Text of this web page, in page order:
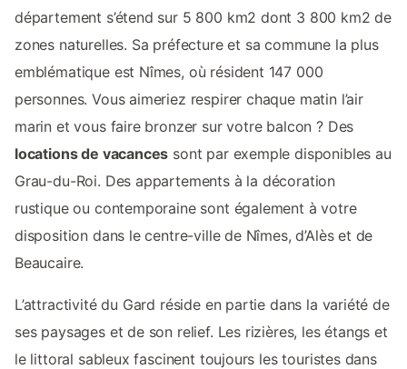
département s’étend sur 5 800 km2 dont 3 800 km2 de
zones naturelles. Sa préfecture et sa commune la plus
emblématique est Nîmes, où résident 147 000
personnes. Vous aimeriez respirer chaque matin l’air
marin et vous faire bronzer sur votre balcon ? Des
locations de vacances sont par exemple disponibles au
Grau-du-Roi. Des appartements à la décoration
rustique ou contemporaine sont également à votre
disposition dans le centre-ville de Nîmes, d’Alès et de
Beaucaire.
L’attractivité du Gard réside en partie dans la variété de
ses paysages et de son relief. Les rizières, les étangs et
le littoral sableux fascinent toujours les touristes dans